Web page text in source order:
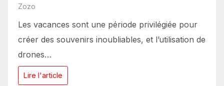
Zozo
Les vacances sont une période privilégiée pour
créer des souvenirs inoubliables, et l’utilisation de
drones…
Lire l'article